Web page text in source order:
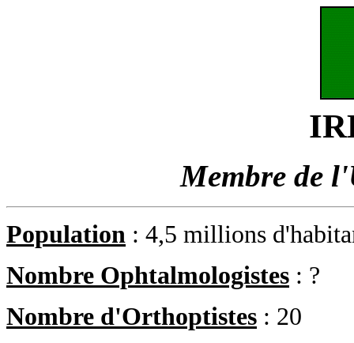
Membre de
Population : 4,5 millions
Nombre Ophtalmologistes : ?
Nombre d'Orthoptistes : 20